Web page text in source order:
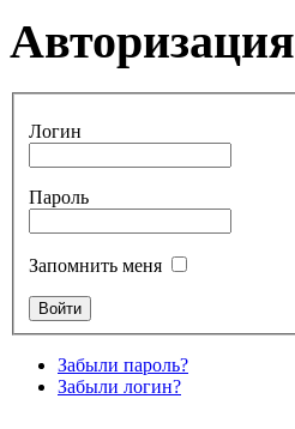
Авторизация
Логин
Пароль
Запомнить меня
Забыли пароль?
Забыли логин?